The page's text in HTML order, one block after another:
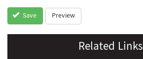
Save Preview
Related Links